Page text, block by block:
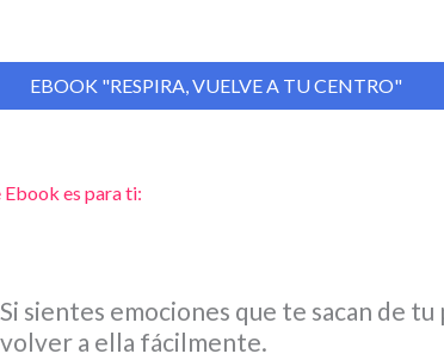
EBOOK "RESPIRA, VUELVE A TU CENTRO"
Ebook es para ti:
Si sientes emociones que te sacan de
volver a ella fácilmente.